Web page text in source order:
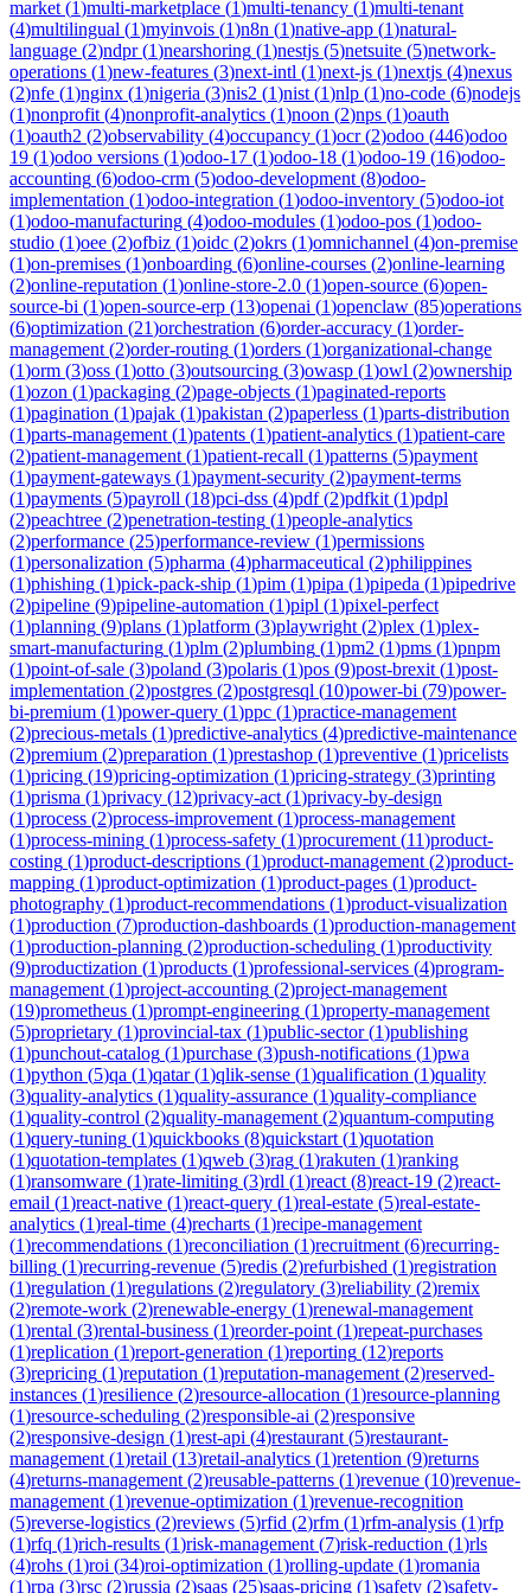
market (1)multi-marketplace (1)multi-tenancy (1)multi-tenant
(4)multilingual (1)myinvois (1)n8n (1)native-app (1)natural-
language (2)ndpr(1)nearshoring (1)nestjs (5)netsuite (5)network-
operations (1)new-features (3)next-intl (1)next-js (1)nextjs (4)nexus
(2)nfe (1)nginx (1)nigeria (3)nis2 (1)nist (1)nlp (1)no-code (6)nodejs
(1)nonprofit (4)nonprofit-analytics (1)noon (2)nps (1)oauth
(1)oauth2 (2)observability (4)occupancy (1)ocr(2)odoo (446)odoo
19 (1)odoo versions (1)odoo-17 (1)odoo-18 (1)odoo-19 (16)odoo-
accounting (6)odoo-crm (5)odoo-development (8)odoo-
implementation (1)odoo-integration (1)odoo-inventory (5)odoo-iot
(1)odoo-manufacturing (4)odoo-modules (1)odoo-pos (1)odoo-
studio (1)oee (2)ofbiz (1)oidc (2)okrs (1)omnichannel (4)on-premise
(1)on-premises (1)onboarding (6)online-courses (2)online-learning
(2)online-reputation (1)online-store-2.0 (1)open-source (6)open-
source-bi (1)open-source-erp (13)openai (1)openclaw (85)operations
(6)optimization (21)orchestration (6)order-accuracy (1)order-
management (2)order-routing (1)orders (1)organizational-change
(1)orm (3)oss (1)otto (3)outsourcing (3)owasp (1)owl (2)ownership
(1)ozon (1)packaging (2)page-objects (1)paginated-reports
(1)pagination (1)pajak (1)pakistan (2)paperless (1)parts-distribution
(1)parts-management (1)patents (1)patient-analytics (1)patient-care
(2)patient-management (1)patient-recall (1)patterns (5)payment
(1)payment-gateways (1)payment-security (2)payment-terms
(1)payments (5)payroll (18)pci-dss (4)pdf(2)pdfkit (1)pdpl
(2)peachtree (2)penetration-testing (1)people-analytics
(2)performance (25)performance-review (1)permissions
(1)personalization (5)pharma (4)pharmaceutical (2)philippines
(1)phishing (1)pick-pack-ship (1)pim (1)pipa (1)pipeda (1)pipedrive
(2)pipeline (9)pipeline-automation (1)pipl (1)pixel-perfect
(1)planning (9)plans (1)platform (3)playwright (2)plex (1)plex-
smart-manufacturing (1)plm (2)plumbing (1)pm2 (1)pms (1)pnpm
(1)point-of-sale (3)poland (3)polaris (1)pos (9)post-brexit (1)post-
implementation (2)postgres (2)postgresql (10)power-bi (79)power-
bi-premium (1)power-query (1)ppc (1)practice-management
(2)precious-metals (1)predictive-analytics (4)predictive-maintenance
(2)premium (2)preparation (1)prestashop (1)preventive (1)pricelists
(1)pricing (19)pricing-optimization (1)pricing-strategy (3)printing
(1)prisma (1)privacy (12)privacy-act (1)privacy-by-design
(1)process (2)process-improvement (1)process-management
(1)process-mining (1)process-safety (1)procurement (11)product-
costing (1)product-descriptions (1)product-management (2)product-
mapping (1)product-optimization (1)product-pages (1)product-
photography (1)product-recommendations (1)product-visualization
(1)production (7)production-dashboards (1)production-management
(1)production-planning (2)production-scheduling (1)productivity
(9)productization (1)products (1)professional-services (4)program-
management (1)project-accounting (2)project-management
(19)prometheus (1)prompt-engineering (1)property-management
(5)proprietary (1)provincial-tax (1)public-sector(1)publishing
(1)punchout-catalog (1)purchase (3)push-notifications (1)pwa
(1)python (5)qa (1)qatar(1)qlik-sense (1)qualification (1)quality
(3)quality-analytics (1)quality-assurance (1)quality-compliance
(1)quality-control (2)quality-management (2)quantum-computing
(1)query-tuning (1)quickbooks (8)quickstart (1)quotation
(1)quotation-templates (1)qweb (3)rag (1)rakuten (1)ranking
(1)ransomware (1)rate-limiting (3)rdl (1)react (8)react-19 (2)react-
email (1)react-native (1)react-query (1)real-estate (5)real-estate-
analytics (1)real-time (4)recharts (1)recipe-management
(1)recommendations (1)reconciliation (1)recruitment (6)recurring-
billing (1)recurring-revenue (5)redis (2)refurbished (1)registration
(1)regulation (1)regulations (2)regulatory (3)reliability (2)remix
(2)remote-work (2)renewable-energy (1)renewal-management
(1)rental (3)rental-business (1)reorder-point (1)repeat-purchases
(1)replication (1)report-generation (1)reporting (12)reports
(3)repricing (1)reputation (1)reputation-management (2)reserved-
instances (1)resilience (2)resource-allocation (1)resource-planning
(1)resource-scheduling (2)responsible-ai (2)responsive
(2)responsive-design (1)rest-api (4)restaurant (5)restaurant-
management (1)retail (13)retail-analytics (1)retention (9)returns
(4)returns-management (2)reusable-patterns (1)revenue (10)revenue-
management (1)revenue-optimization (1)revenue-recognition
(5)reverse-logistics (2)reviews (5)rfid (2)rfm (1)rfm-analysis (1)rfp
(1)rfq (1)rich-results (1)risk-management (7)risk-reduction (1)rls
(4)rohs (1)roi (34)roi-optimization (1)rolling-update (1)romania
(1)rpa (3)rsc (2)russia (2)saas (25)saas-pricing (1)safety (2)safety-